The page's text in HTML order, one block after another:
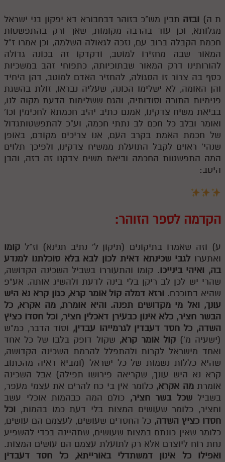
ת ה) ובזה תבין מש"כ בזוהר דבחבורא דא יפקון בני ישראל
מגלותא, וכן עוד בהרבה מקומות, שאך ורק בהתפשטות
חכמת הקבלה ברוב עם, נזכה לגאולה השלמה, וכן אמרו ז"ל
המאור שבה מחזירו למוטב, ודקדקו זה בכונה גדולה
להורותינו דרק המאור שבתוכיותה, כתפוחי זהב במשכיות
כסף בה צרור זו הסגולה, להחזיר האדם למוטב, דהן היחיד
והן האומה, לא ישלימו הכונה, שעליה נבראו, זולת בהשגת
פנימיות התורה וסודותיה, והגם ששלימות הדעת מקוה לנו,
בביאת משיח צדקינו, אמנם כתיב יהיב חכמתא לחכימין וכו'
ואומר ובלב כל חכם לב נתתי חכמה, וע"כ להתפשטותגדול
של חכמת האמת בקרב העם, אנו צריכים מקודם, באופן
שנהי' ראוים לקבל התועלת ממשיח צדקינו, ולפיכך תלוים
המה התפשטות החכמה וביאת משיח צדקנו זה בזה, והבן
היטב:
הקדמה לספר הזוהר:
ע) וזה שאמרו בתיקונים (תיקון ל' נתיב תנינא) וז"ל קומו
ואתערולגבי שכינתא דאית לכון לבא בלא סוכלתנו למנדע
בה, ואיהי בינייכו. קומו והתעוררו בשביל השכינה הקדושה,
שהרי יש לכן לב ריקן בלי בינה לדעת ולהשיג אותה. אע"פ
שהיא בתוככם. ורזא דמלה קול אומר קרא, כגון קרא נא היש
עונך, ואל מי מקדושים תפנה. והיא אומרת, מה אקרא, כל
הבשר חציר, כלא אינון כבעירן דאכלין חציר, וכל חסדו כציץ
השדה, כל חסד דעבדין לגרמייהו עבדין, וסוד הדבר, כמ"ש
(ישעיה מ')קול אומר קרא, שקול דופק בלבו של כל אחד
ואחד מישראל לקרות ולהתפלל להרמת השכינה הקדושה,
שהיא כללות נשמות של כל ישראל (ומביא ראיה מהכתוב
קרא נא היש עונך, שקריאה פירושו תפילה) אבל השכינה
אומרתמה אקרא, כלומר אין בי כח להרים את עצמי מעפר,
בשבילשכל בשר חציר, כולם המה כבהמות אוכלי עשב
וחציר, כלומר שעושים המצות בלי דעת כמו בהמות, וכל
חסדו כציץ השדה, כל החסדים שעושים, לעצמם הם עושים,
כלומר שאין כונתם במצות שעושים, שתהיינה בכדי להשפיע
נחת רוח ליוצרם אלא רק לתועלת עצמם הם עושים המצות.
ואפילו כל אינון דמשתדלי באורייתא, כל חסד דעבדין